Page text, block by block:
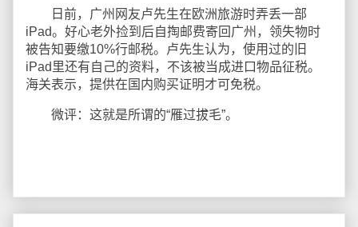
日前，广州网友卢先生在欧洲旅游时弄丢一部
iPad。好心老外捡到后自掏邮费寄回广州，领失物时
被告知要缴10%行邮税。卢先生认为，使用过的旧
iPad里还有自己的资料，不该被当成进口物品征税。
海关表示，提供在国内购买证明才可免税。
微评：这就是所谓的“雁过拔毛”。